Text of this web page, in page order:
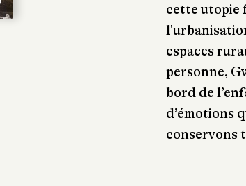
cette utopie
espaces
personne,
bord de
d’émotions
conservons